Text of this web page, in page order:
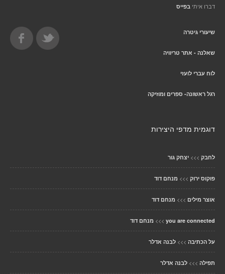
דברו איתי בפייס
שיעורי גיטרה
שאלנה - אתר טריוויה
לוח עברי לועזי
רגל ראשונה- ספרים ומוזיקה
דוגמית מדפי היצירות
לחבק >>> יצחק גור
פוקוס ירוק >>> מנחם דוד
אוצר מילים >>> מנחם דוד
you are connected
>>> מנחם דוד
על הכתיבה >>> לבנה אדלר
תפילה >>> לבנה אדלר